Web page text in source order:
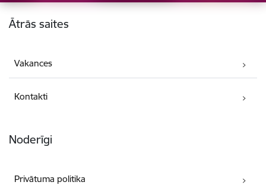
Kājene
Ātrās saites
Vakances
Kontakti
Noderīgi
Privātuma politika